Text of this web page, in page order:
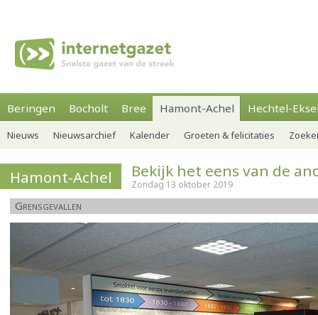
Beringen Bocholt Bree Hamont-Achel Hechtel-
Nieuws Nieuwsarchief Kalender Groeten & felicitaties
Hamont-Achel Bekijk het eens van de
Zondag 13 oktober 2019
Grensgevallen